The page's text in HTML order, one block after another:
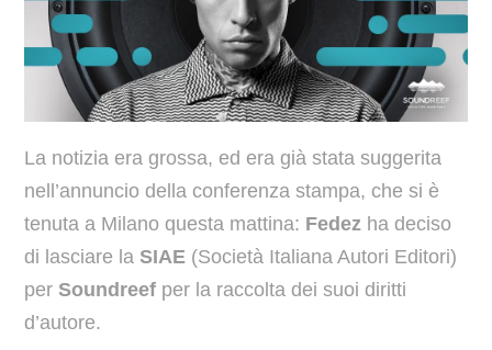
La notizia era grossa, ed era già stata suggerita
nell’annuncio della conferenza stampa, che si è
tenuta a Milano questa mattina: Fedezha deciso
di lasciare la SIAE(Società Italiana Autori Editori)
per Soundreefper la raccolta dei suoi diritti
d’autore.